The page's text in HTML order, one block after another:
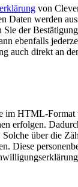
von
werden
der
ebenfalls
auch direkt an
HTML-
erfolgen.
über die
Diese